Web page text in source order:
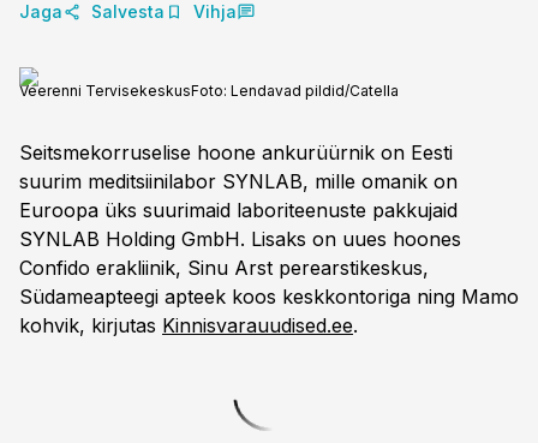
Jaga Salvesta Vihja
Veerenni TervisekeskusFoto: Lendavad pildid/Catella
Seitsmekorruselise hoone ankurüürnik on Eesti
suurim meditsiinilabor SYNLAB, mille omanik on
Euroopa üks suurimaid laboriteenuste pakkujaid
SYNLAB Holding GmbH. Lisaks on uues hoones
Confido erakliinik, Sinu Arst perearstikeskus,
Südameapteegi apteek koos keskkontoriga ning Mamo
kohvik, kirjutas Kinnisvarauudised.ee.